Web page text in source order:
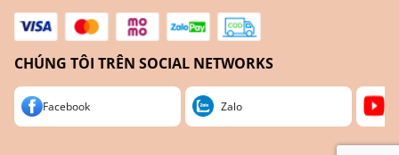
CHÚNG TÔI TRÊN SOCIAL NETWORKS
Facebook Zalo